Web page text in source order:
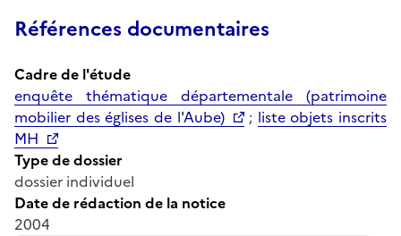
Références documentaires
Cadre de l'étude
enquête thématique départementale (patrimoine
mobilier des églises de l'Aube)
; liste objets inscrits
MH
Type de dossier
dossier individuel
Date de rédaction de la notice
2004